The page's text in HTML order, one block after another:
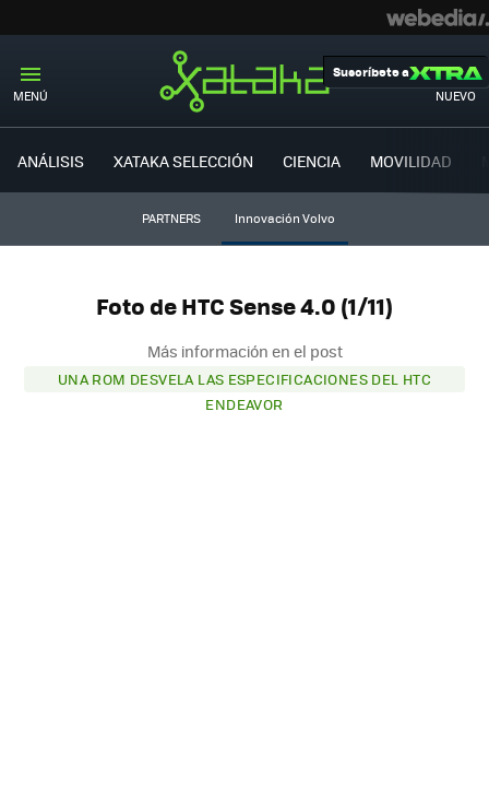
MENÚ NUEVO
Suscríbete a
ANÁLISIS XATAKA SELECCIÓN CIENCIA MOVILIDAD
PARTNERS Innovación Volvo
Foto de HTC Sense 4.0 (1/11)
Más información en el post
UNA ROM DESVELA LAS ESPECIFICACIONES DEL HTC
ENDEAVOR